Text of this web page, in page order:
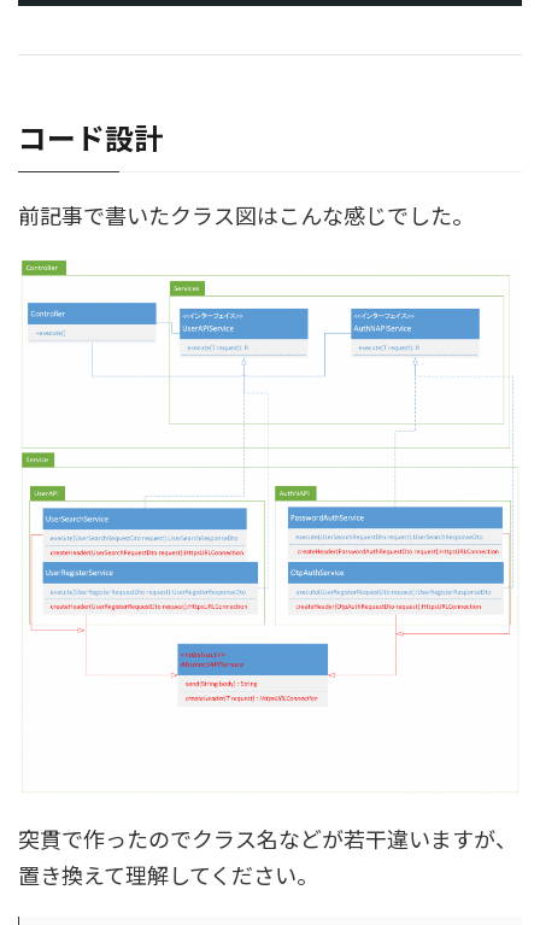
コード設計
前記事で書いたクラス図はこんな感じでした。
突貫で作ったのでクラス名などが若干違いますが、
置き換えて理解してください。